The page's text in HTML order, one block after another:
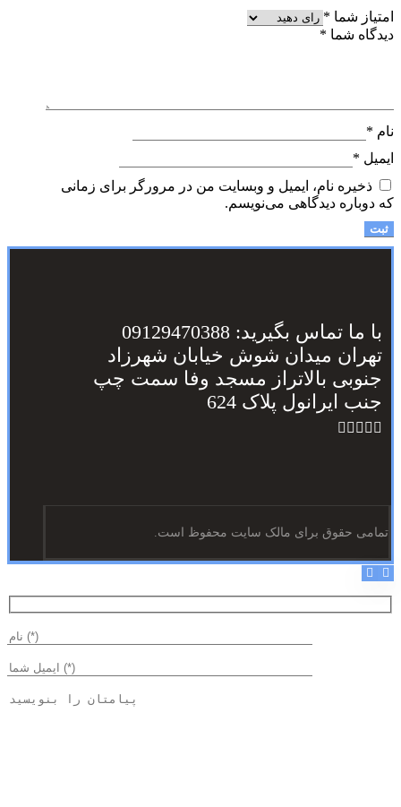
امتیاز شما *
دیدگاه شما *
نام *
ایمیل *
ذخیره نام، ایمیل و وبسایت من در مرورگر برای زمانی
که دوباره دیدگاهی می‌نویسم.
با ما تماس بگیرید: 09129470388
تهران میدان شوش خیابان شهرزاد
جنوبی بالاتراز مسجد وفا سمت چپ
جنب ایرانول پلاک 624
تمامی حقوق برای مالک سایت محفوظ است.